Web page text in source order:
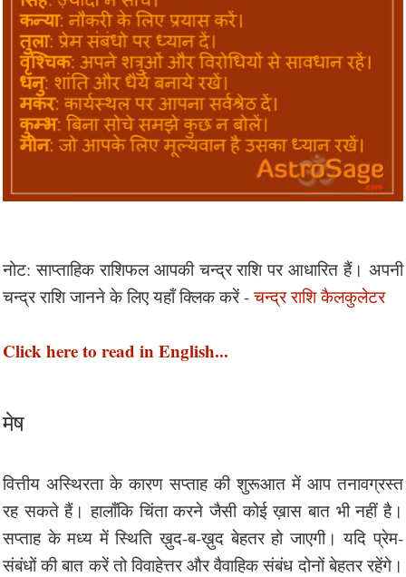
नोट: साप्ताहिक राशिफल आपकी चन्द्र राशि पर आधारित हैं। अपनी
चन्द्र राशि जानने के लिए यहाँ क्लिक करें -चन्द्र राशि कैलकुलेटर
Click here to read in English...
मेष
वित्तीय अस्थिरता के कारण सप्ताह की शुरूआत में आप तनावग्रस्त
रह सकते हैं। हालाँकि चिंता करने जैसी कोई ख़ास बात भी नहीं है।
सप्ताह के मध्य में स्थिति ख़ुद-ब-ख़ुद बेहतर हो जाएगी। यदि प्रेम-
संबंधों की बात करें तो विवाहेत्तर और वैवाहिक संबंध दोनों बेहतर रहेंगे।